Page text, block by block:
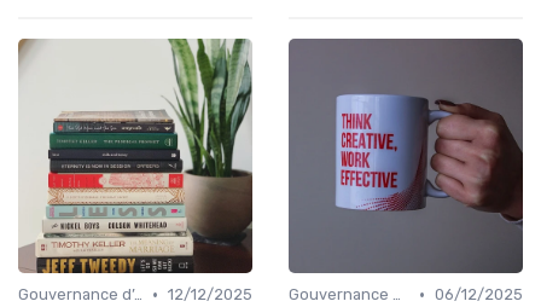
Gouvernance d’entreprise • 12/12/2025
Gouvernance d’entreprise • 06/12/2025